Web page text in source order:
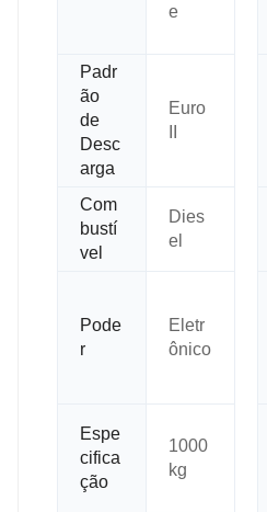
e
Padr
ão
de
Desc
arga
Euro
Com
bustí
vel
Dies
el
Pode
r
Eletr
ônico
Espe
cifica
ção
1000
kg